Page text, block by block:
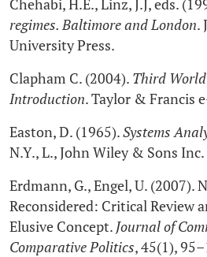
Chehabi, H.E., Linz, J.J, eds.
regimes. Baltimore and London.
University Press.
Clapham C. (2004). Third
Introduction. Taylor & Francis
Easton, D. (1965).Systems
N.Y., L., John Wiley & Sons Inc.
Erdmann, G., Engel, U. (2007).
Reconsidered: Critical Review
Elusive Concept. Journal of
Comparative Politics, 45(1),